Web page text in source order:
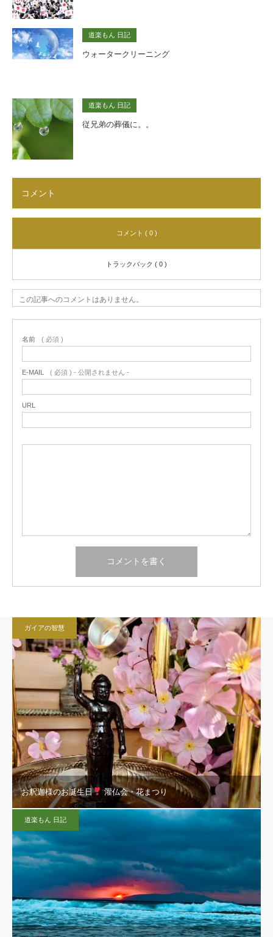
道楽もん 日記
ウォータークリーニング
道楽もん 日記
従兄弟の葬儀に。。
コメント
コメント ( 0 )
トラックバック ( 0 )
この記事へのコメントはありません。
名前 ( 必須 )
E-MAIL ( 必須 ) - 公開されません -
URL
ガイアの智慧
お釈迦様のお誕生日 灌仏会・花まつり
道楽もん 日記